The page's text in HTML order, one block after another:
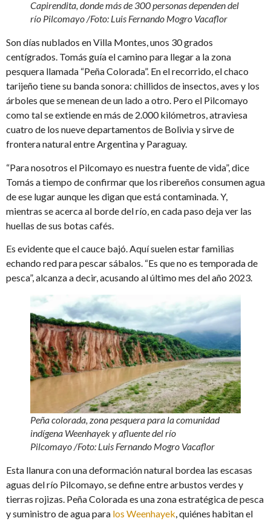
Capirendita, donde más de 300 personas dependen del
río Pilcomayo/Foto: Luis Fernando Mogro Vacaflor
Son días nublados en Villa Montes, unos 30 grados
centígrados. Tomás guía el camino para llegar a la zona
pesquera llamada “Peña Colorada”. En el recorrido, el chaco
tarijeño tiene su banda sonora: chillidos de insectos, aves y los
árboles que se menean de un lado a otro. Pero el Pilcomayo
como tal se extiende en más de 2.000 kilómetros, atraviesa
cuatro de los nueve departamentos de Bolivia y sirve de
frontera natural entre Argentina y Paraguay.
“Para nosotros el Pilcomayo es nuestra fuente de vida”, dice
Tomás a tiempo de confirmar que los ribereños consumen agua
de ese lugar aunque les digan que está contaminada. Y,
mientras se acerca al borde del río, en cada paso deja ver las
huellas de sus botas cafés.
Es evidente que el cauce bajó. Aquí suelen estar familias
echando red para pescar sábalos. “Es que no es temporada de
pesca”, alcanza a decir, acusando al último mes del año 2023.
Peña colorada, zona pesquera para la comunidad
indígena Weenhayek y afluente del río
Pilcomayo/Foto: Luis Fernando Mogro Vacaflor
Esta llanura con una deformación natural bordea las escasas
aguas del río Pilcomayo, se define entre arbustos verdes y
tierras rojizas. Peña Colorada es una zona estratégica de pesca
y suministro de agua para los Weenhayek, quiénes habitan el